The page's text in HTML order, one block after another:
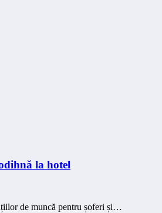
la hotel
de muncă pentru șoferi și…